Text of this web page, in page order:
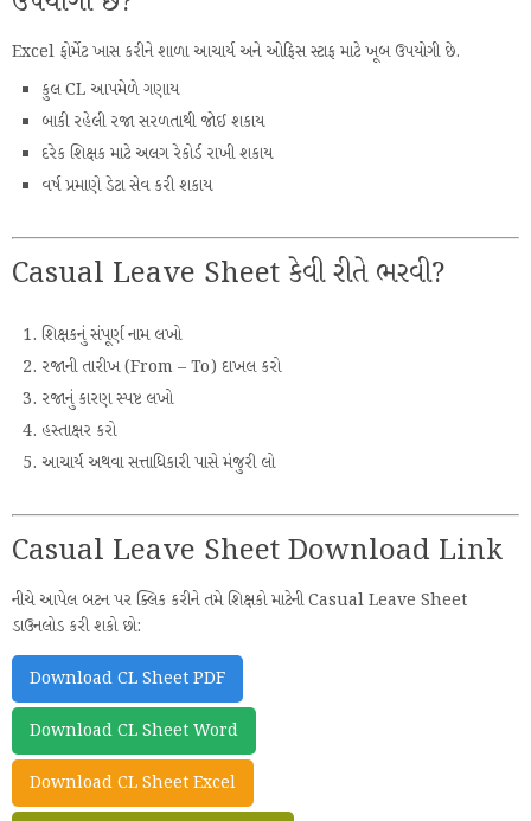
Excel ફોર્મેટ ખાસ કરીને શાળા આચાર્ય અને ઓફિસ સ્ટાફ માટે ખૂબ ઉપયોગી છે.
કુલ CL આપમેળે ગણાય
બાકી રહેલી રજા સરળતાથી જોઈ શકાય
દરેક શિક્ષક માટે અલગ રેકોર્ડ રાખી શકાય
વર્ષ પ્રમાણે ડેટા સેવ કરી શકાય
Casual Leave Sheet કેવી રીતે ભરવી?
શિક્ષકનું સંપૂર્ણ નામ લખો
રજાની તારીખ (From – To) દાખલ કરો
રજાનું કારણ સ્પષ્ટ લખો
હસ્તાક્ષર કરો
આચાર્ય અથવા સત્તાધિકારી પાસે મંજુરી લો
Casual Leave Sheet Download Link
નીચે આપેલ બટન પર ક્લિક કરીને તમે શિક્ષકો માટેની Casual Leave Sheet
ડાઉનલોડ કરી શકો છો:
Download CL Sheet PDF
Download CL Sheet Word
Download CL Sheet Excel